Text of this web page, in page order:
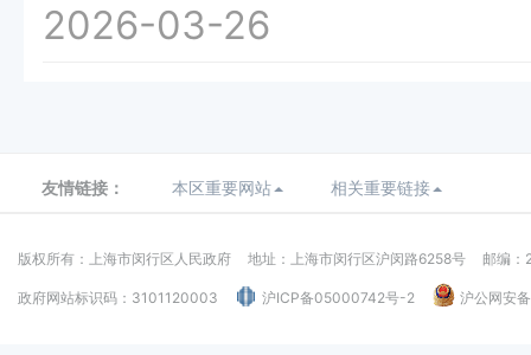
2026-03-26
友情链接： 本区重要网站 相关重要链接
版权所有：上海市闵行区人民政府 地址：上海市闵行区沪闵路6258号 邮编：
政府网站标识码：3101120003 沪ICP备05000742号-2 沪公网安